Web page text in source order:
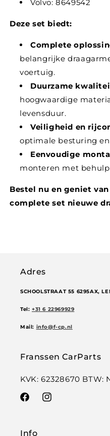
Volvo: 8649542
Deze set biedt:
Complete
belangrijke
voertuig.
Duurzame
hoogwaardige
levensduur.
Veiligheid en
optimale besturing
Eenvoudige
monteren met
Bestel nu en geniet
complete set nieuwe
Adres
SCHOOLSTRAAT 55 6295AX,
Tel: +31 6 22969929
Mail: info@f-cp.nl
Franssen CarParts
KVK: 62328670 BTW:
FacebookInstagram
Info